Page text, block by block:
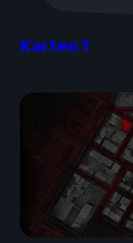
Karten 1